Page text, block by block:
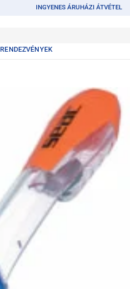
INGYENES ÁRUHÁZI ÁTVÉTEL
RENDEZVÉNYEK